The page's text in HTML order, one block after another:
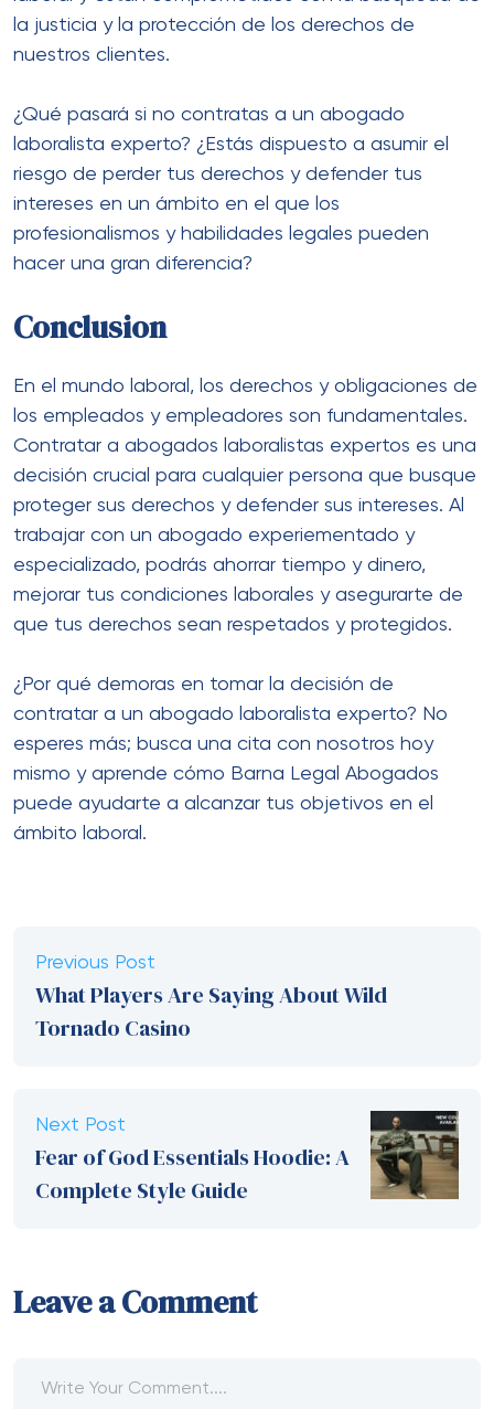
la justicia y la protección de los derechos de
nuestros clientes.
¿Qué pasará si no contratas a un abogado
laboralista experto? ¿Estás dispuesto a asumir el
riesgo de perder tus derechos y defender tus
intereses en un ámbito en el que los
profesionalismos y habilidades legales pueden
hacer una gran diferencia?
Conclusion
En el mundo laboral, los derechos y obligaciones de
los empleados y empleadores son fundamentales.
Contratar a abogados laboralistas expertos es una
decisión crucial para cualquier persona que busque
proteger sus derechos y defender sus intereses. Al
trabajar con un abogado experiementado y
especializado, podrás ahorrar tiempo y dinero,
mejorar tus condiciones laborales y asegurarte de
que tus derechos sean respetados y protegidos.
¿Por qué demoras en tomar la decisión de
contratar a un abogado laboralista experto? No
esperes más; busca una cita con nosotros hoy
mismo y aprende cómo Barna Legal Abogados
puede ayudarte a alcanzar tus objetivos en el
ámbito laboral.
Previous Post
What Players Are Saying About Wild
Tornado Casino
Next Post
Fear of God Essentials Hoodie: A
Complete Style Guide
Leave a Comment